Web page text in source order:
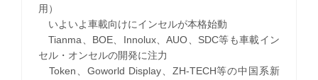
用）
いよいよ車載向けにインセルが本格始動
Tianma、BOE、Innolux、AUO、SDC等も車載イン
セル・オンセルの開発に注力
Token、Goworld Display、ZH-TECH等の中国系新